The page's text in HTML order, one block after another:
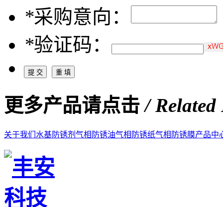
*采购意向：
*验证码：
更多产品请点击/ Related
关于我们 水基防锈剂 气相防锈油气相防锈纸气相防锈膜产品中